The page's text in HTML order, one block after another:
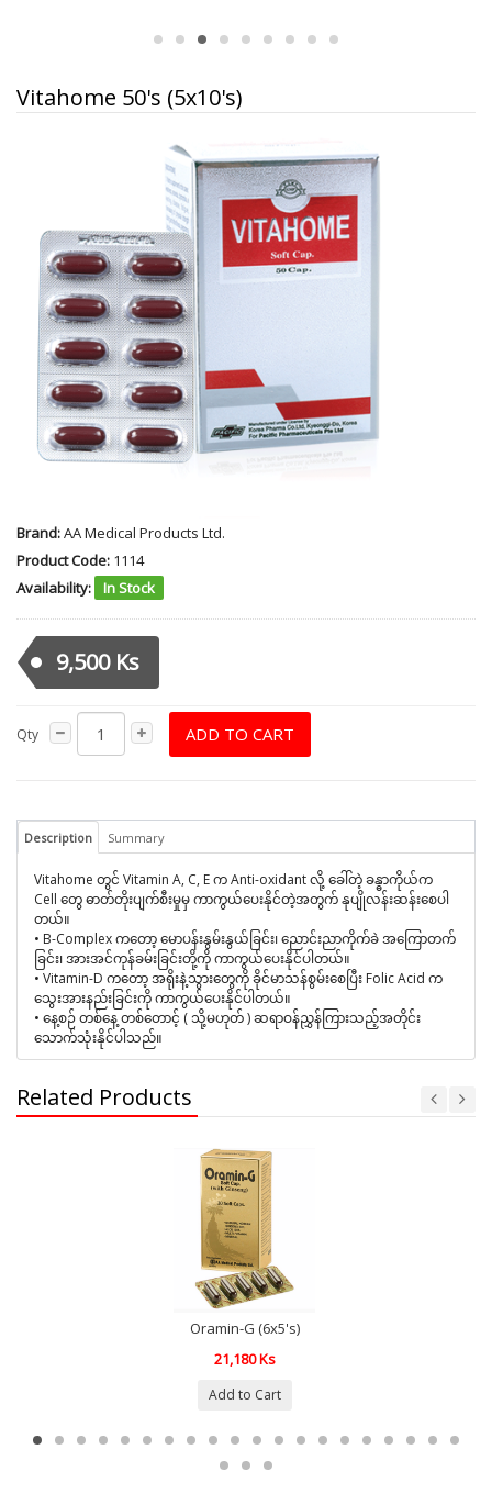
Vitahome 50's (5x10's)
Brand:AA Medical Products Ltd.
Product Code: 1114
Availability:
In Stock
9,500 Ks
Qty ADD TO CART
Description Summary
Vitahome တွင် Vitamin A, C, E က Anti-oxidant လို့ ခေါ်တဲ့ ခန္ဓာကိုယ်က
Cell တွေ ဓာတ်တိုးပျက်စီးမှုမှ ကာကွယ်ပေးနိုင်တဲ့အတွက် နုပျိုလန်းဆန်းစေပါ
တယ်။
• B-Complex ကတော့ မောပန်းနွမ်းနွယ်ခြင်း၊ ညောင်းညာကိုက်ခဲ အကြောတက်
ခြင်း၊ အားအင်ကုန်ခမ်းခြင်းတို့ကို ကာကွယ်ပေးနိုင်ပါတယ်။
• Vitamin-D ကတော့ အရိုးနဲ့သွားတွေကို ခိုင်မာသန်စွမ်းစေပြီး Folic Acid က
သွေးအားနည်းခြင်းကို ကာကွယ်ပေးနိုင်ပါတယ်။
• နေ့စဉ် တစ်နေ့ တစ်တောင့် ( သို့မဟုတ် ) ဆရာဝန်ညွှန်ကြားသည့်အတိုင်း
သောက်သုံးနိုင်ပါသည်။
Related Products
Oramin-G (6x5's)
21,180 Ks
Add to Cart